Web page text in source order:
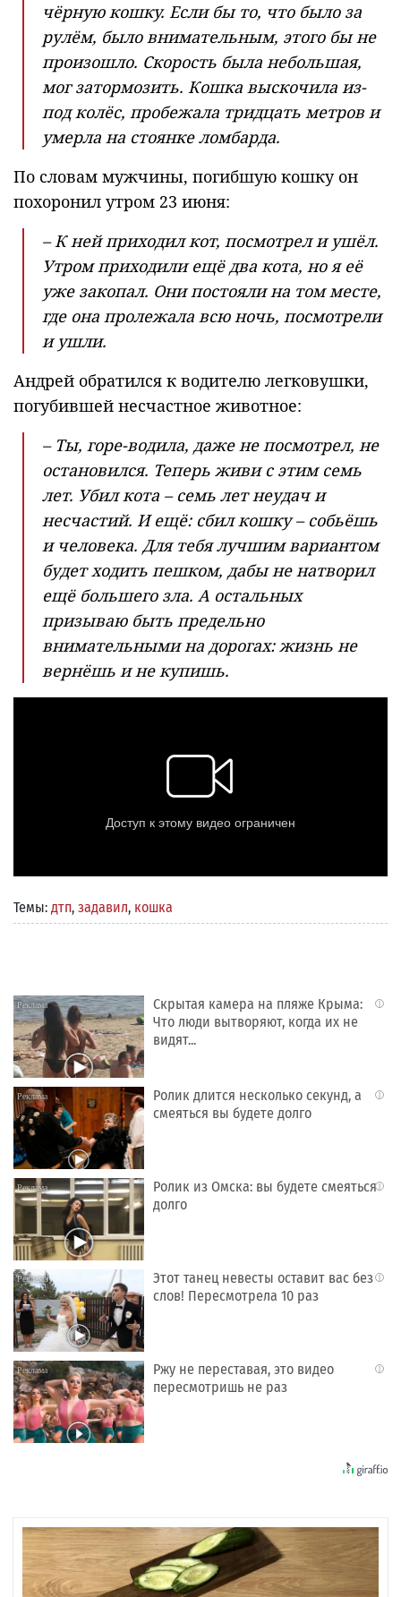
чёрную кошку. Если бы то, что было за
рулём, было внимательным, этого бы не
произошло. Скорость была небольшая,
мог затормозить. Кошка выскочила из-
под колёс, пробежала тридцать метров и
умерла на стоянке ломбарда.
По словам мужчины, погибшую кошку он
похоронил утром 23 июня:
– К ней приходил кот, посмотрел и ушёл.
Утром приходили ещё два кота, но я её
уже закопал. Они постояли на том месте,
где она пролежала всю ночь, посмотрели
и ушли.
Андрей обратился к водителю легковушки,
погубившей несчастное животное:
– Ты, горе-водила, даже не посмотрел, не
остановился. Теперь живи с этим семь
лет. Убил кота – семь лет неудач и
несчастий. И ещё: сбил кошку – собьёшь
и человека. Для тебя лучшим вариантом
будет ходить пешком, дабы не натворил
ещё большего зла. А остальных
призываю быть предельно
внимательными на дорогах: жизнь не
вернёшь и не купишь.
Темы: дтп, задавил, кошка
i
Скрытая камера на пляже Крыма:
Что люди вытворяют, когда их не
видят...
i
Ролик длится несколько секунд, а
смеяться вы будете долго
i
Ролик из Омска: вы будете смеяться
долго
i
Этот танец невесты оставит вас без
слов! Пересмотрела 10 раз
i
Ржу не переставая, это видео
пересмотришь не раз